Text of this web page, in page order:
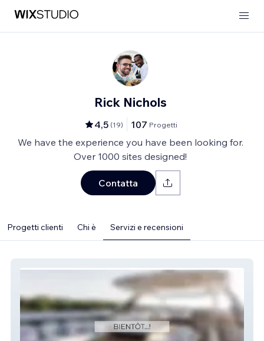
Rick Nichols
4,5 (19) 107 Progetti
We have the experience you have been looking for.
Over 1000 sites designed!
Contatta
Progetti clienti Chi è Servizi e recensioni